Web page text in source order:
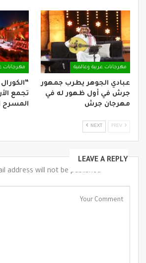
مهرجانات عربية وعالمية
عبادي الجوهر يطرب جمهور
جرش في أول ظهور له في
مهرجان جرش
مهرجانات
تجمع
المسرح
NEXT
LEAVE A REPLY
address will not be published.